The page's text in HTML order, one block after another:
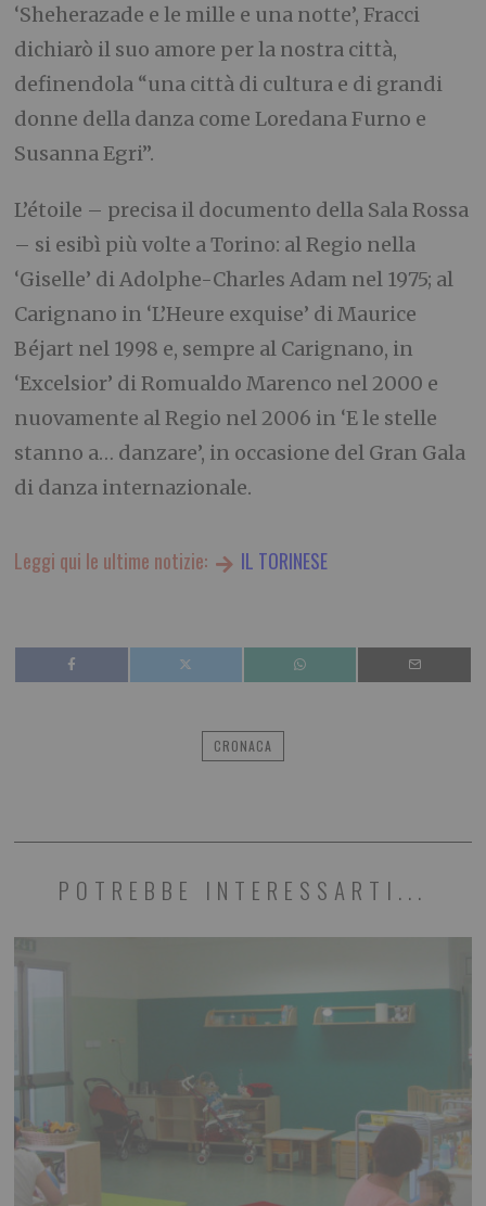
‘Sheherazade e le mille e una notte’, Fracci
dichiarò il suo amore per la nostra città,
definendola “una città di cultura e di grandi
donne della danza come Loredana Furno e
Susanna Egri”.
L’étoile – precisa il documento della Sala Rossa
– si esibì più volte a Torino: al Regio nella
‘Giselle’ di Adolphe-Charles Adam nel 1975; al
Carignano in ‘L’Heure exquise’ di Maurice
Béjart nel 1998 e, sempre al Carignano, in
‘Excelsior’ di Romualdo Marenco nel 2000 e
nuovamente al Regio nel 2006 in ‘E le stelle
stanno a… danzare’, in occasione del Gran Gala
di danza internazionale.
Leggi qui le ultime notizie: IL TORINESE
CRONACA
POTREBBE INTERESSARTI...